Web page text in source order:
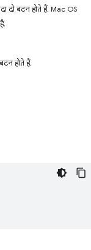
बटन होते हैं. Mac OS
होते हैं.